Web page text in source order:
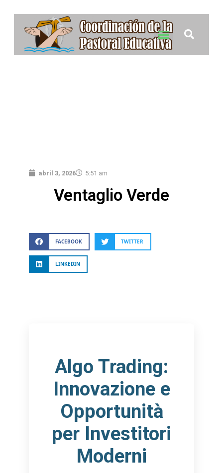
abril 3, 2026 5:51 am
Ventaglio Verde
FACEBOOK TWITTER
LINKEDIN
Algo Trading:
Innovazione e
Opportunità
per Investitori
Moderni